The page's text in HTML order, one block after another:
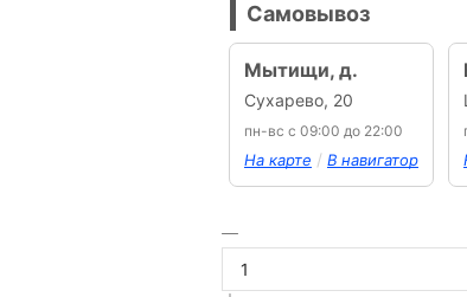
Самовывоз
Мытищи, д.
Сухарево, 20
пн-вс с 09:00 до 22:00
На карте / В навигатор
товара
Квас